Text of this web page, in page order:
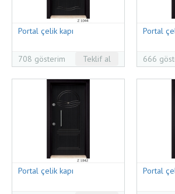
Portal çelik kapı
708 gösterim Teklif al
Portal
666
Portal çelik kapı Portal